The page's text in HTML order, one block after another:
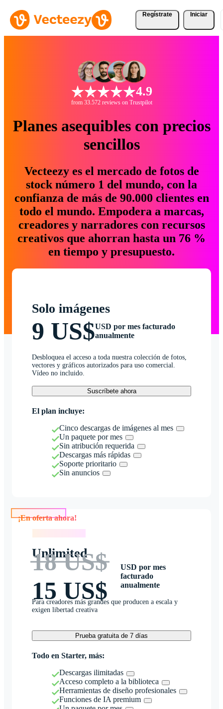
Regístrate Iniciar
4.9
from 33.572 reviews on Trustpilot
Planes asequibles con precios
sencillos
Vecteezy es el mercado de fotos de
stock número 1 del mundo, con la
confianza de más de 90.000 clientes en
todo el mundo. Empodera a marcas,
creadores y narradores con recursos
creativos que ahorran hasta un 76 %
en tiempo y presupuesto.
Solo imágenes
9 US$USD por mes facturado
anualmente
Desbloquea el acceso a toda nuestra colección de fotos,
vectores y gráficos autorizados para uso comercial.
Vídeo no incluido.
Suscríbete ahora
El plan incluye:
Cinco descargas de imágenes al mes
Un paquete por mes
Sin atribución requerida
Descargas más rápidas
Soporte prioritario
Sin anuncios
Unlimited
18 US$
15 US$
USD por mes
facturado
anualmente
Para creadores más grandes que producen a escala y
exigen libertad creativa
Prueba gratuita de 7 días
Todo en Starter, más:
Descargas ilimitadas
Acceso completo a la biblioteca
Herramientas de diseño profesionales
Funciones de IA premium